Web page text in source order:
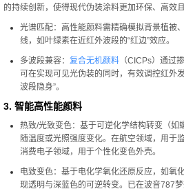
的持续创新，使得现代伪装涂料更加环保、高效且
光谱匹配：高性能颜料需精确模拟背景植被
线，如叶绿素在近红外波段的“红边”效应。
多波段兼容： 复合无机颜料 （CICPs）通过
可在实现可见光伪装的同时，有效调控红外
波段隐身”。
3. 智能高性能颜料
热致/光致变色：基于可逆化学结构转变（如
随温度或光照强度变化。在航空领域，用于
消费电子领域，用于个性化变色外壳。
电致变色：基于电化学氧化还原反应，如氧
现透明与深蓝色的可逆转变。已在波音787